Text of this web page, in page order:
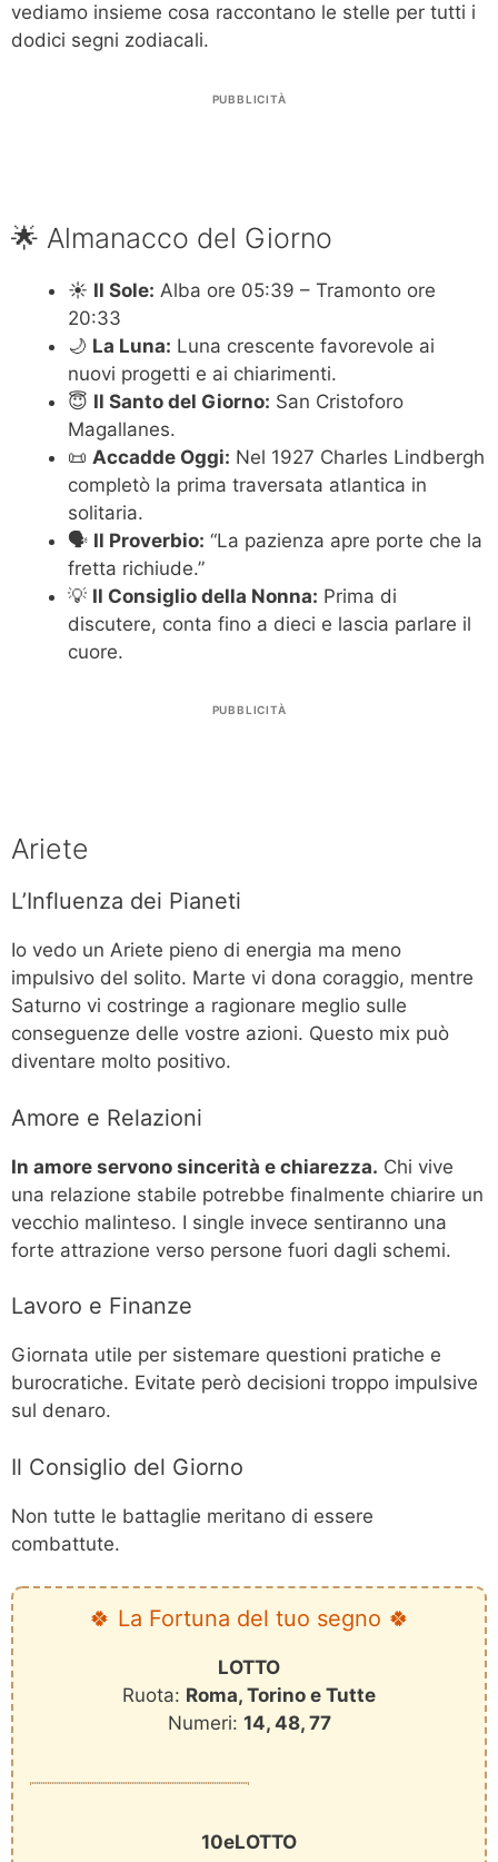
vediamo insieme cosa raccontano le stelle per tutti i
dodici segni zodiacali.
PUBBLICITÀ
🌟 Almanacco del Giorno
☀️ Il Sole: Alba ore 05:39 – Tramonto ore
20:33
🌙 La Luna: Luna crescente favorevole ai
nuovi progetti e ai chiarimenti.
😇 Il Santo del Giorno: San Cristoforo
Magallanes.
📜 Accadde Oggi: Nel 1927 Charles Lindbergh
completò la prima traversata atlantica in
solitaria.
🗣️ Il Proverbio: “La pazienza apre porte che la
fretta richiude.”
💡 Il Consiglio della Nonna: Prima di
discutere, conta fino a dieci e lascia parlare il
cuore.
PUBBLICITÀ
Ariete
L’Influenza dei Pianeti
Io vedo un Ariete pieno di energia ma meno
impulsivo del solito. Marte vi dona coraggio, mentre
Saturno vi costringe a ragionare meglio sulle
conseguenze delle vostre azioni. Questo mix può
diventare molto positivo.
Amore e Relazioni
In amore servono sincerità e chiarezza. Chi vive
una relazione stabile potrebbe finalmente chiarire un
vecchio malinteso. I single invece sentiranno una
forte attrazione verso persone fuori dagli schemi.
Lavoro e Finanze
Giornata utile per sistemare questioni pratiche e
burocratiche. Evitate però decisioni troppo impulsive
sul denaro.
Il Consiglio del Giorno
Non tutte le battaglie meritano di essere
combattute.
🍀 La Fortuna del tuo segno 🍀
LOTTO
Ruota: Roma, Torino e Tutte
Numeri: 14, 48, 77
10eLOTTO